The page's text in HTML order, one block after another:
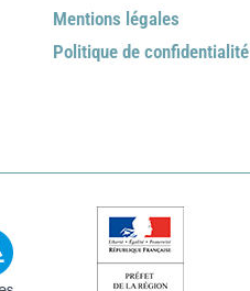
Mentions légales
Politique de confidentialité